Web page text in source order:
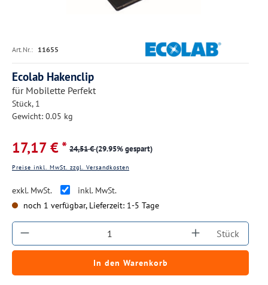
Art.Nr.: 11655
Ecolab Hakenclip
für Mobilette Perfekt
Stück, 1
Gewicht: 0.05 kg
17,17 € * 24,51 €(29.95% gespart)
Preise inkl. MwSt. zzgl. Versandkosten
exkl. MwSt.
inkl. MwSt.
noch 1 verfügbar, Lieferzeit: 1-5 Tage
Produkt Anzahl: Gib den gewünschten
Stück
In den Warenkorb